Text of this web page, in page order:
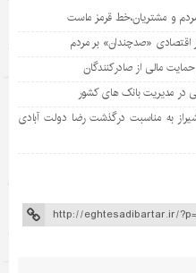
و مشتریان،خط قرمز ماست
اقتصادی «صدچندان» بر مردم
مالی از صادرکنندگان
در مدیریت بانک های کشور
به مناسبت درگذشت رضا دولت آبادی